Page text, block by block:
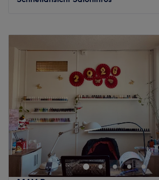
Mittwoch
Donnerstag
Samstag
Sonntag
Der Salon Dan Nails and Beauty in Zürich,
seinen KundInnen perfektionierte
für gepflegte Hände und Füsse an. Auch
Designs und Nagelmodellagen bist du
richtigen Adresse.